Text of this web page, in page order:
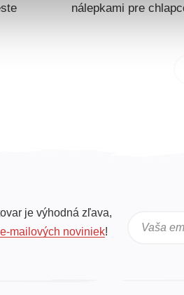
nálepkami pre
je výhodná zľava,
mailových noviniek! Vaša